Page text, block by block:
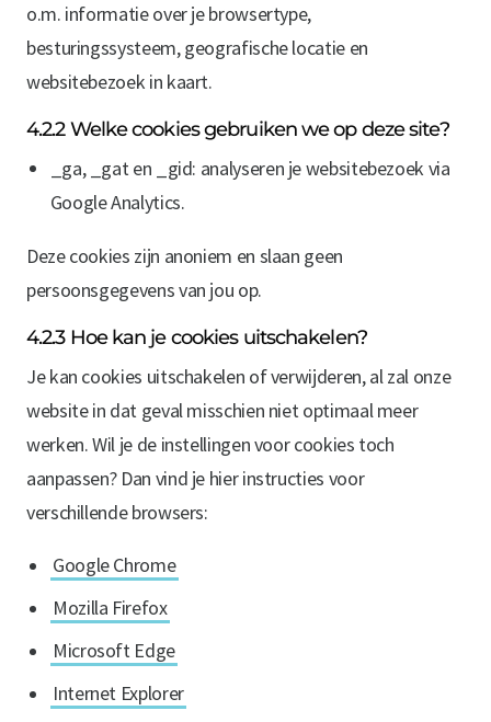
o.m. informatie over je browsertype,
besturingssysteem, geografische locatie en
websitebezoek in kaart.
4.2.2 Welke cookies gebruiken we op deze site?
_ga, _gat en _gid: analyseren je websitebezoek via
Google Analytics.
Deze cookies zijn anoniem en slaan geen
persoonsgegevens van jou op.
4.2.3 Hoe kan je cookies uitschakelen?
Je kan cookies uitschakelen of verwijderen, al zal onze
website in dat geval misschien niet optimaal meer
werken. Wil je de instellingen voor cookies toch
aanpassen? Dan vind je hier instructies voor
verschillende browsers:
Google Chrome
Mozilla Firefox
Microsoft Edge
Internet Explorer